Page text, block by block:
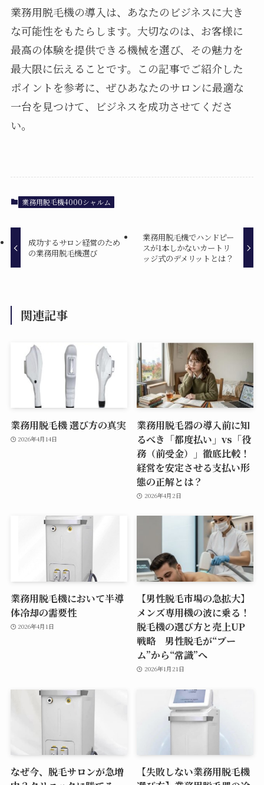
業務用脱毛機の導入は、あなたのビジネスに大き
な可能性をもたらします。大切なのは、お客様に
最高の体験を提供できる機械を選び、その魅力を
最大限に伝えることです。この記事でご紹介した
ポイントを参考に、ぜひあなたのサロンに最適な
一台を見つけて、ビジネスを成功させてくださ
い。
業務用脱毛機4000シャルム
成功するサロン経営のため
の業務用脱毛機選び
業務用脱毛機でハンドピー
スが1本しかないカートリ
ッジ式のデメリットとは？
関連記事
業務用脱毛機 選び方の真実
2026年4月14日
業務用脱毛器の導入前に知
るべき「都度払い」vs「役
務（前受金）」徹底比較！
経営を安定させる支払い形
態の正解とは？
2026年4月2日
業務用脱毛機において半導
体冷却の需要性
2026年4月1日
【男性脱毛市場の急拡大】
メンズ専用機の波に乗る！
脱毛機の選び方と売上UP
戦略 男性脱毛が“ブー
ム”から“常識”へ
2026年1月21日
なぜ今、脱毛サロンが急増
【失敗しない業務用脱毛機